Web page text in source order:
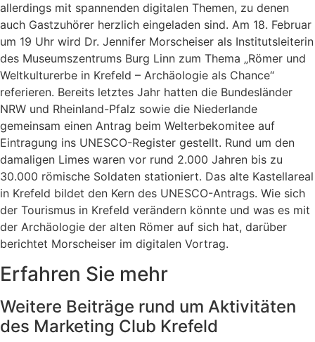
allerdings mit spannenden digitalen Themen, zu denen
auch Gastzuhörer herzlich eingeladen sind. Am 18. Februar
um 19 Uhr wird Dr. Jennifer Morscheiser als Institutsleiterin
des Museumszentrums Burg Linn zum Thema „Römer und
Weltkulturerbe in Krefeld – Archäologie als Chance“
referieren. Bereits letztes Jahr hatten die Bundesländer
NRW und Rheinland-Pfalz sowie die Niederlande
gemeinsam einen Antrag beim Welterbekomitee auf
Eintragung ins UNESCO-Register gestellt. Rund um den
damaligen Limes waren vor rund 2.000 Jahren bis zu
30.000 römische Soldaten stationiert. Das alte Kastellareal
in Krefeld bildet den Kern des UNESCO-Antrags. Wie sich
der Tourismus in Krefeld verändern könnte und was es mit
der Archäologie der alten Römer auf sich hat, darüber
berichtet Morscheiser im digitalen Vortrag.
Erfahren Sie mehr
Weitere Beiträge rund um Aktivitäten
des Marketing Club Krefeld